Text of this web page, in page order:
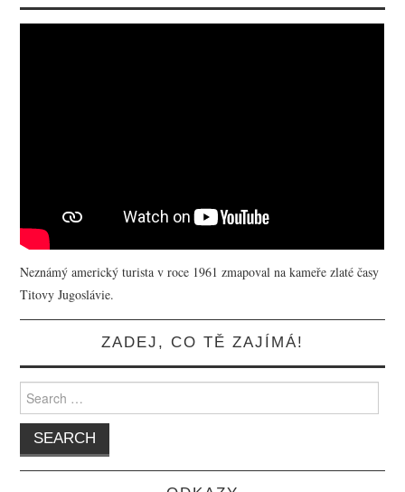
Neznámý americký turista v roce 1961 zmapoval na kameře zlaté časy
Titovy Jugoslávie.
ZADEJ, CO TĚ ZAJÍMÁ!
Search for: